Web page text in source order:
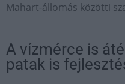
Mahart-állomás közötti
A vízmérce is
patak is